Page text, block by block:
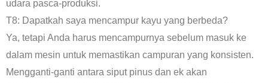
udara pasca-produksi.
T8: Dapatkah saya mencampur kayu yang berbeda?
Ya, tetapi Anda harus mencampurnya sebelum masuk ke
dalam mesin untuk memastikan campuran yang konsisten.
Mengganti-ganti antara siput pinus dan ek akan